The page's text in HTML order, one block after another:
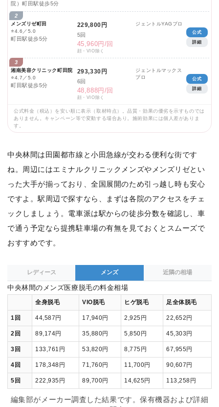
院）町田駅徒歩5分
2
メンズリゼ町田
⭐4.6／5.0
町田駅徒歩5分
229,800円
5回
45,960円/回
顔・VIO除く
ジェントルYAGプロ
公式
詳細
3
湘南美容クリニック町田院
⭐4.7／5.0
町田駅徒歩5分
293,330円
6回
48,888円/回
顔・VIO除く
ジェントルマックス
プロ
公式
詳細
公式料金（税込）を安い順に表示（取材時点）。品質・効果の優劣を示すものでは
ありません。キャンペーン等で変動する場合あり。施術効果には個人差がありま
す。
中央林間は田園都市線と小田急線が交わる便利な街です
ね。周辺にはエミナルクリニックメンズやメンズリゼとい
った大手が揃っており、全国展開のため引っ越し時も安心
ですよ。駅周辺で探すなら、まずは各院のアクセスをチェ
ックしましょう。電車派は駅からの徒歩分数を確認し、車
で通う予定なら提携駐車場の有無を見ておくとスムーズで
おすすめです。
レディース メンズ 近隣の相場
中央林間のメンズ医療脱毛の料金相場
全身脱毛 VIO脱毛 ヒゲ脱毛 足全体脱毛
1回 44,587円 17,940円 2,925円 22,652円
2回 89,174円 35,880円 5,850円 45,303円
3回 133,761円 53,820円 8,775円 67,955円
4回 178,348円 71,760円 11,700円 90,607円
5回 222,935円 89,700円 14,625円 113,258円
編集部がメーカー調査した結果です。保有機器および詳細